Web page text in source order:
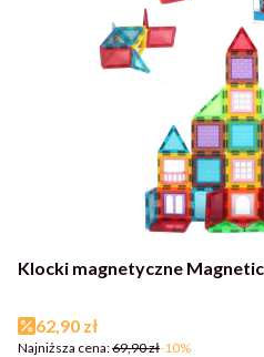
Klocki magnetyczne Magnetic
Cena promocyjna
62,90 zł
Najniższa cena:69,90 zł-10%